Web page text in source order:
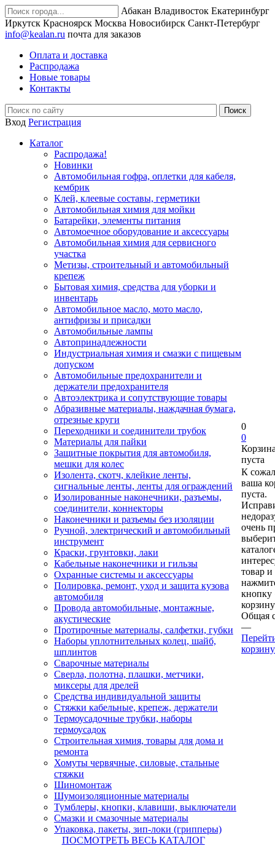
Абакан Владивосток Екатеринбург
Иркутск Красноярск Москва Новосибирск Санкт-Петербург
info@kealan.ru почта для заказов
Оплата и доставка
Распродажа
Новые товары
Контакты
Вход Регистрация
Каталог
Распродажа!
Новинки
Автомобильная гофра, оплетки для кабеля,
кембрик
Клей, клеевые составы, герметики
Автомобильная химия для мойки
Батарейки, элементы питания
Автомоечное оборудование и аксессуары
Автомобильная химия для сервисного
участка
Метизы, строительный и автомобильный
крепеж
Бытовая химия, средства для уборки и
инвентарь
Автомобильное масло, мото масло,
антифризы и присадки
Автомобильные лампы
Автопринадлежности
Индустриальная химия и смазки с пищевым
допуском
Автомобильные предохранители и
держатели предохранителя
Автоэлектрика и сопутствующие товары
Абразивные материалы, наждачная бумага,
отрезные круги
Переходники и соединители трубок
Материалы для пайки
Защитные покрытия для автомобиля,
мешки для колес
Изолента, скотч, клейкие ленты,
сигнальные ленты, ленты для ограждений
Изолированные наконечники, разъемы,
соединители, коннекторы
Наконечники и разъемы без изоляции
Ручной, электрический и автомобильный
инструмент
Краски, грунтовки, лаки
Кабельные наконечники и гильзы
Охранные системы и аксессуары
Полировка, ремонт, уход и защита кузова
автомобиля
Провода автомобильные, монтажные,
акустические
Протирочные материалы, салфетки, губки
Наборы уплотнительных колец, шайб,
шплинтов
Сварочные материалы
Сверла, полотна, плашки, метчики,
миксеры для дрелей
Средства индивидуальной защиты
Стяжки кабельные, крепеж, держатели
Термоусадочные трубки, наборы
термоусадок
Строительная химия, товары для дома и
ремонта
Хомуты червячные, силовые, стальные
стяжки
Шиномонтаж
Шумоизоляционные материалы
Тумблеры, кнопки, клавиши, выключатели
Смазки и смазочные материалы
Упаковка, пакеты, зип-локи (грипперы)
ПОСМОТРЕТЬ ВЕСЬ КАТАЛОГ
0
0
пуста
К
ваша
пуста.
очень
товар и
кнопку
Общая
—
корзину